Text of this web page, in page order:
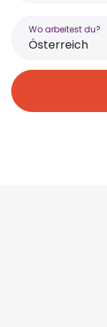
Wo arbeitest du?
Österreich